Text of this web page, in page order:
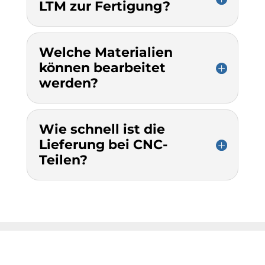
LTM zur Fertigung?
Welche Materialien
können bearbeitet
werden?
Wie schnell ist die
Lieferung bei CNC-
Teilen?